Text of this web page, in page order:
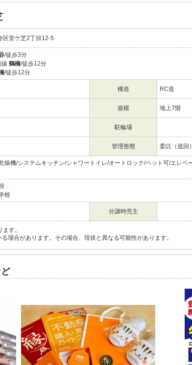
区堂ケ芝2丁目12-5
/徒歩3分
鶴橋/徒歩12分
/徒歩12分
構造 RC造
規模 地上7階
駐輪場
管理形態 委託（巡回）
燥機/システムキッチン/シャワートイレ/オートロック/ペット可/エレ
校
分譲時売主
す。
場合があります。その場合、現状と異なる可能性があります。